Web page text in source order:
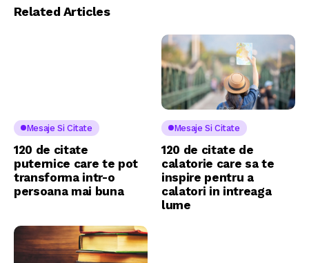
Related Articles
Mesaje Si Citate
120 de citate
puternice care te pot
transforma intr-o
persoana mai buna
Mesaje Si Citate
120 de citate de
calatorie care sa te
inspire pentru a
calatori in intreaga
lume